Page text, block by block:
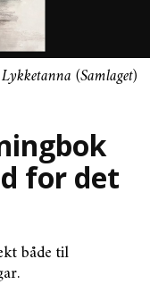
(Samlaget)
for det
både til